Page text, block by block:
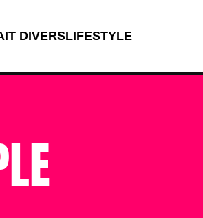
DIVERSLIFESTYLE